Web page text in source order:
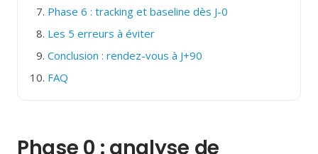
Phase 6 : tracking et baseline dès J-0
Les 5 erreurs à éviter
Conclusion : rendez-vous à J+90
FAQ
Phase 0 : analyse de